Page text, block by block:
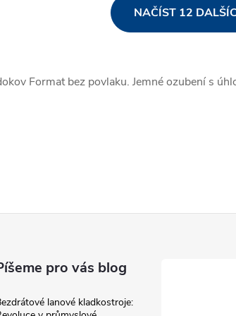
NAČÍST 12
Format bez povlaku. Jemné ozubení s
pro vás blog
lanové kladkostroje: